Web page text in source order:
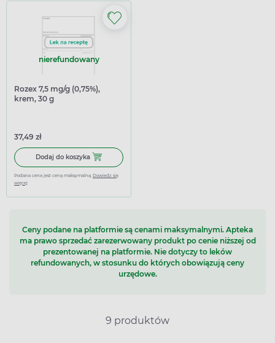
nierefundowany
Rozex 7,5 mg/g (0,75%),
krem, 30 g
37,49 zł
Dodaj do koszyka Dodaj do koszyka Rozex 7,5 mg/g (0,75%), krem, 30 g
Podana cena jest ceną maksymalną. Dowiedz się
więcej
Ceny podane na platformie są cenami maksymalnymi. Apteka
ma prawo sprzedać zarezerwowany produkt po cenie niższej od
prezentowanej na platformie. Nie dotyczy to leków
refundowanych, w stosunku do których obowiązują ceny
urzędowe.
9 produktów